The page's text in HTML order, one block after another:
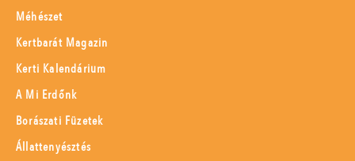
Méhészet
Kertbarát Magazin
Kerti Kalendárium
A Mi Erdőnk
Borászati Füzetek
Állattenyésztés